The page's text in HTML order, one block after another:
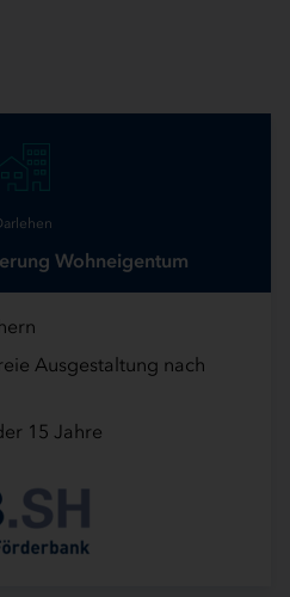
Wohneigentum
Ausgestaltung nach
15 Jahre